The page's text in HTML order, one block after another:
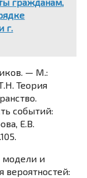
г.
— М.:
Теория
событий:
Е.В.
модели и
вероятностей: